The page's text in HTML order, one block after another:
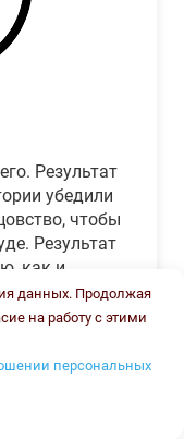
Результат
убедили
чтобы
Результат
как и
извиняется.
данных. Продолжая
на работу с этими
персональных